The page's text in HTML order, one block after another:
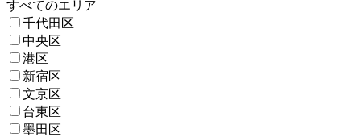
すべてのエリア
千代田区
中央区
港区
新宿区
文京区
台東区
墨田区